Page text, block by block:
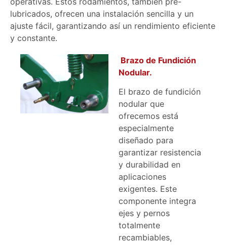
lubricados, ofrecen una instalación sencilla y un
ajuste fácil, garantizando así un rendimiento eficiente
y constante.
Brazo de Fundición
Nodular.
El brazo de fundición
nodular que
ofrecemos está
especialmente
diseñado para
garantizar resistencia
y durabilidad en
aplicaciones
exigentes. Este
componente integra
ejes y pernos
totalmente
recambiables,